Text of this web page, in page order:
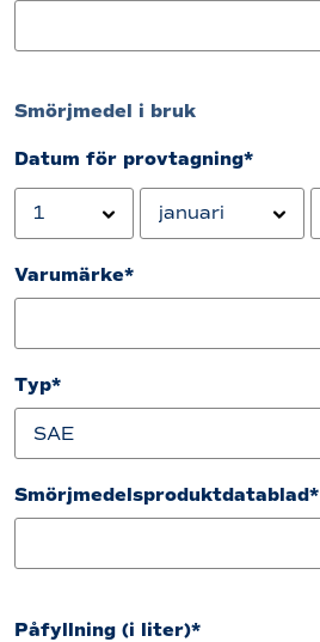
Smörjmedel i bruk
Datum för provtagning*
Year
Day
Varumärke*
Typ*
Smörjmedelsproduktdatablad*
Påfyllning (i liter)*